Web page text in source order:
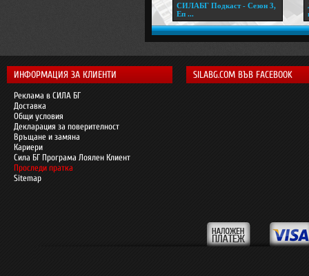
СИЛАБГ Подкаст - Сезон 3,
Еп ...
ИНФОРМАЦИЯ ЗА КЛИЕНТИ
Реклама в СИЛА БГ
Доставка
Общи условия
Декларация за поверителност
Връщане и замяна
Кариери
Сила БГ Програма Лоялен Клиент
Проследи пратка
Sitemap
SILABG.COM ВЪВ FACEBOOK